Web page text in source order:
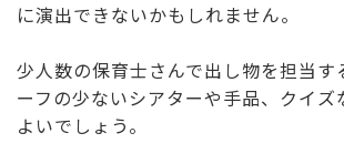
に演出できないかもしれません。
少人数の保育士さんで出し物を担当す
ーフの少ないシアターや手品、クイズ
よいでしょう。